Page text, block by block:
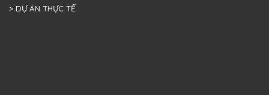
> DỰ ÁN THỰC TẾ